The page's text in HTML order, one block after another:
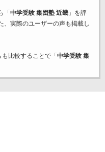
「 中学受験 集団塾 近畿」を評
、実際のユーザーの声も掲載し
比較することで「 中学受験 集